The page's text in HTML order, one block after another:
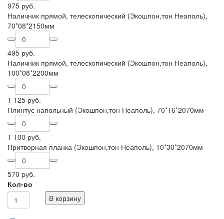
975 руб.
Наличник прямой, телескопический (Экошпон,тон Неаполь),
70*08*2150мм
495 руб.
Наличник прямой, телескопический (Экошпон,тон Неаполь),
100*08*2200мм
1 125 руб.
Плинтус напольный (Экошпон,тон Неаполь), 70*16*2070мм
1 100 руб.
Притворная планка (Экошпон,тон Неаполь), 10*30*2070мм
570 руб.
Кол-во
В корзину